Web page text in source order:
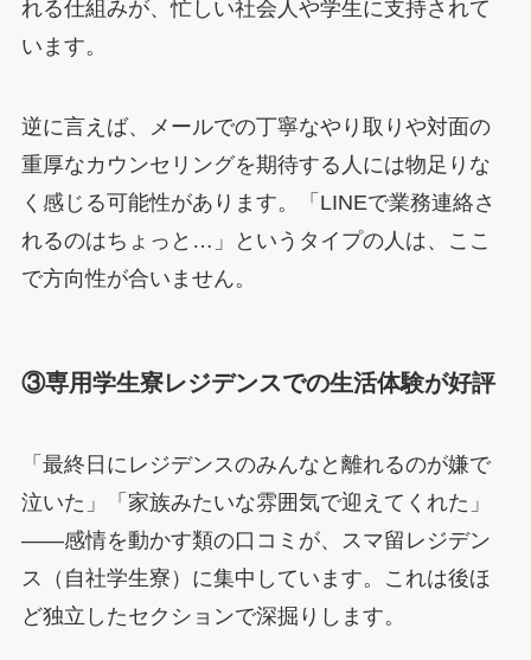
れる仕組みが、忙しい社会人や学生に支持されて
います。
逆に言えば、メールでの丁寧なやり取りや対面の
重厚なカウンセリングを期待する人には物足りな
く感じる可能性があります。「LINEで業務連絡さ
れるのはちょっと…」というタイプの人は、ここ
で方向性が合いません。
③専用学生寮レジデンスでの生活体験が好評
「最終日にレジデンスのみんなと離れるのが嫌で
泣いた」「家族みたいな雰囲気で迎えてくれた」
――感情を動かす類の口コミが、スマ留レジデン
ス（自社学生寮）に集中しています。これは後ほ
ど独立したセクションで深掘りします。